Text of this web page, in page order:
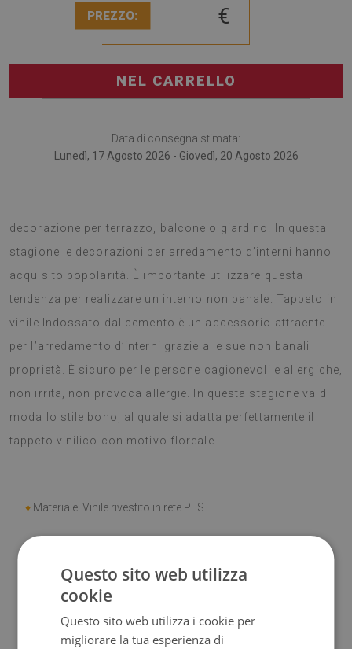
PREZZO: €
NEL CARRELLO
Data di consegna stimata:
Lunedì, 17 Agosto 2026 - Giovedì, 20 Agosto 2026
decorazione per terrazzo, balcone o giardino. In questa
stagione le decorazioni per arredamento d’interni hanno
acquisito popolarità. È importante utilizzare questa
tendenza per realizzare un interno non banale. Tappeto in
vinile Indossato dal cemento è un accessorio attraente
per l’arredamento d’interni grazie alle sue non banali
proprietà. È sicuro per le persone cagionevoli e allergiche,
non irrita, non provoca allergie. In questa stagione va di
moda lo stile boho, al quale si adatta perfettamente il
tappeto vinilico con motivo floreale.
♦ Materiale: Vinile rivestito in rete PES.
♦
Elevata resistenza alloscolorimento e ai raggi UV.
Tappetinon hanno le proprietà antiscivolo;
Questo sito web utilizza
cookie
Questo sito web utilizza i cookie per
migliorare la tua esperienza di